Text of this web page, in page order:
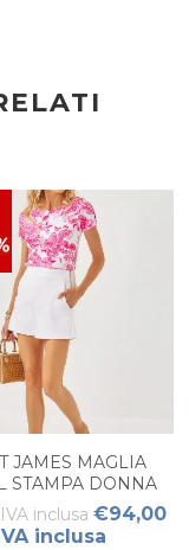
JAMES MAGLIA
STAMPA DONNA
inclusa €94,00
IVA inclusa